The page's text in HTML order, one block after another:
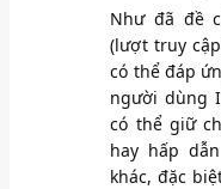
Như đã đề
(lượt truy
có thể đáp
người dùng
có thể giữ
hay hấp
khác, đặc